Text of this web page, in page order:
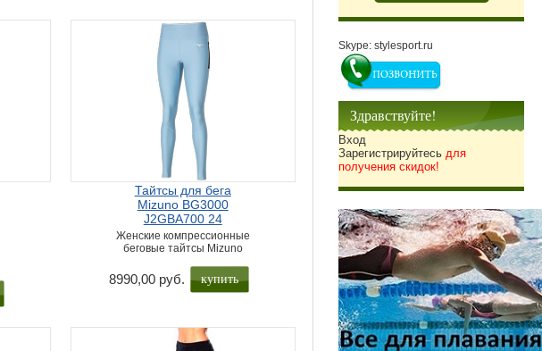
Тайтсы для бега
Mizuno BG3000
J2GBA700 24
Женские компрессионные
беговые тайтсы Mizuno
8990,00 руб. купить
Skype: stylesport.ru
Здравствуйте!
Вход
Зарегистрируйтесь для
получения скидок!